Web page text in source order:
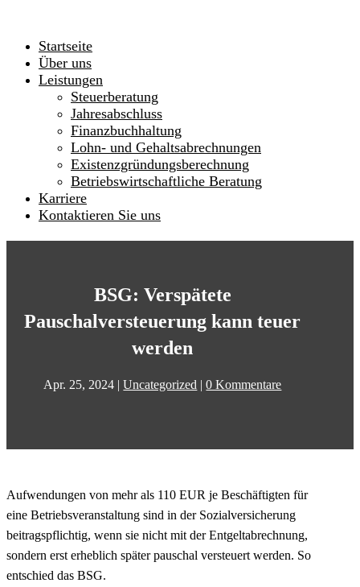
Startseite
Über uns
Leistungen
Steuerberatung
Jahresabschluss
Finanzbuchhaltung
Lohn- und Gehaltsabrechnungen
Existenzgründungsberechnung
Betriebswirtschaftliche Beratung
Karriere
Kontaktieren Sie uns
BSG: Verspätete
Pauschalversteuerung kann teuer
werden
Apr. 25, 2024 |Uncategorized |0 Kommentare
Aufwendungen von mehr als 110 EUR je Beschäftigten für
eine Betriebsveranstaltung sind in der Sozialversicherung
beitragspflichtig, wenn sie nicht mit der Entgeltabrechnung,
sondern erst erheblich später pauschal versteuert werden. So
entschied das BSG.